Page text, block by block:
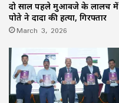
दो साल पहले मुआवजे के लालच में
पोते ने दादा की हत्या, गिरफ्तार
March 3, 2026